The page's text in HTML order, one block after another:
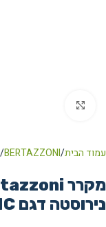
עמוד הבית BERTAZZONI
נירוסטה דגם RBM70F4FXNC